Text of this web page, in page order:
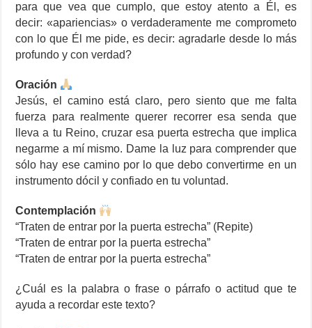
para que vea que cumplo, que estoy atento a Él, es
decir: «apariencias» o verdaderamente me comprometo
con lo que Él me pide, es decir: agradarle desde lo más
profundo y con verdad?
Oración
Jesús, el camino está claro, pero siento que me falta
fuerza para realmente querer recorrer esa senda que
lleva a tu Reino, cruzar esa puerta estrecha que implica
negarme a mí mismo. Dame la luz para comprender que
sólo hay ese camino por lo que debo convertirme en un
instrumento dócil y confiado en tu voluntad.
Contemplación
“Traten de entrar por la puerta estrecha” (Repite)
“Traten de entrar por la puerta estrecha”
“Traten de entrar por la puerta estrecha”
¿Cuál es la palabra o frase o párrafo o actitud que te
ayuda a recordar este texto?